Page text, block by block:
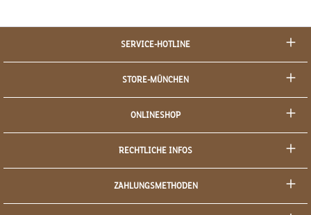
SERVICE-HOTLINE
STORE-MÜNCHEN
ONLINESHOP
RECHTLICHE INFOS
ZAHLUNGSMETHODEN